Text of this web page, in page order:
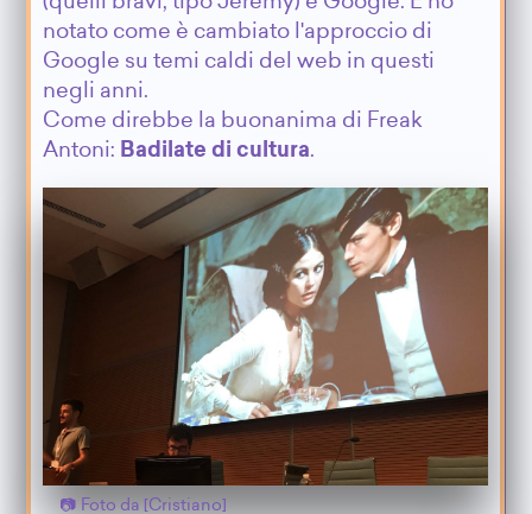
notato come è cambiato l'approccio di
Google su temi caldi del web in questi
negli anni.
Come direbbe la buonanima di Freak
Antoni: Badilate di cultura.
Foto da [Cristiano]